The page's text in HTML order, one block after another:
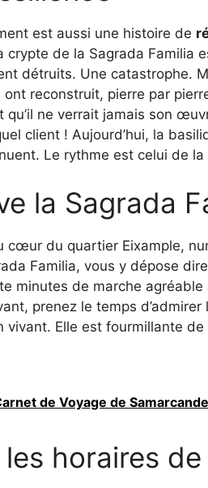
est aussi une histoire de
crypte de la Sagrada Familia
détruits. Une catastrophe.
reconstruit, pierre par
ne verrait jamais son
client ! Aujourd’hui, la
Le rythme est celui de
la Sagrada
cœur du quartier Eixample,
Familia, vous y dépose
minutes de marche
prenez le temps
vivant. Elle est fourmillante
de Voyage de
horaires